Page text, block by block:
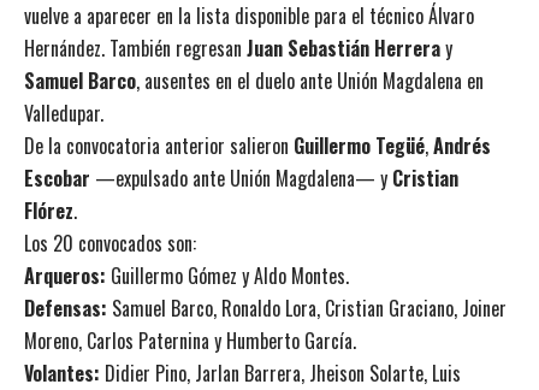
vuelve a aparecer en la lista disponible para el técnico Álvaro
Hernández. También regresan Juan Sebastián Herreray
Samuel Barco, ausentes en el duelo ante Unión Magdalena en
Valledupar.
De la convocatoria anterior salieron Guillermo Tegüé,Andrés
Escobar —expulsado ante Unión Magdalena— y Cristian
Flórez.
Los 20 convocados son:
Arqueros: Guillermo Gómez y Aldo Montes.
Defensas: Samuel Barco, Ronaldo Lora, Cristian Graciano, Joiner
Moreno, Carlos Paternina y Humberto García.
Volantes: Didier Pino, Jarlan Barrera, Jheison Solarte, Luis